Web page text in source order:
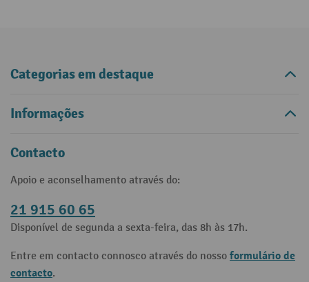
Categorias em destaque
Informações
Contacto
Apoio e aconselhamento através do:
21 915 60 65
Disponível de segunda a sexta-feira, das 8h às 17h.
Entre em contacto connosco através do nosso formulário de
contacto.